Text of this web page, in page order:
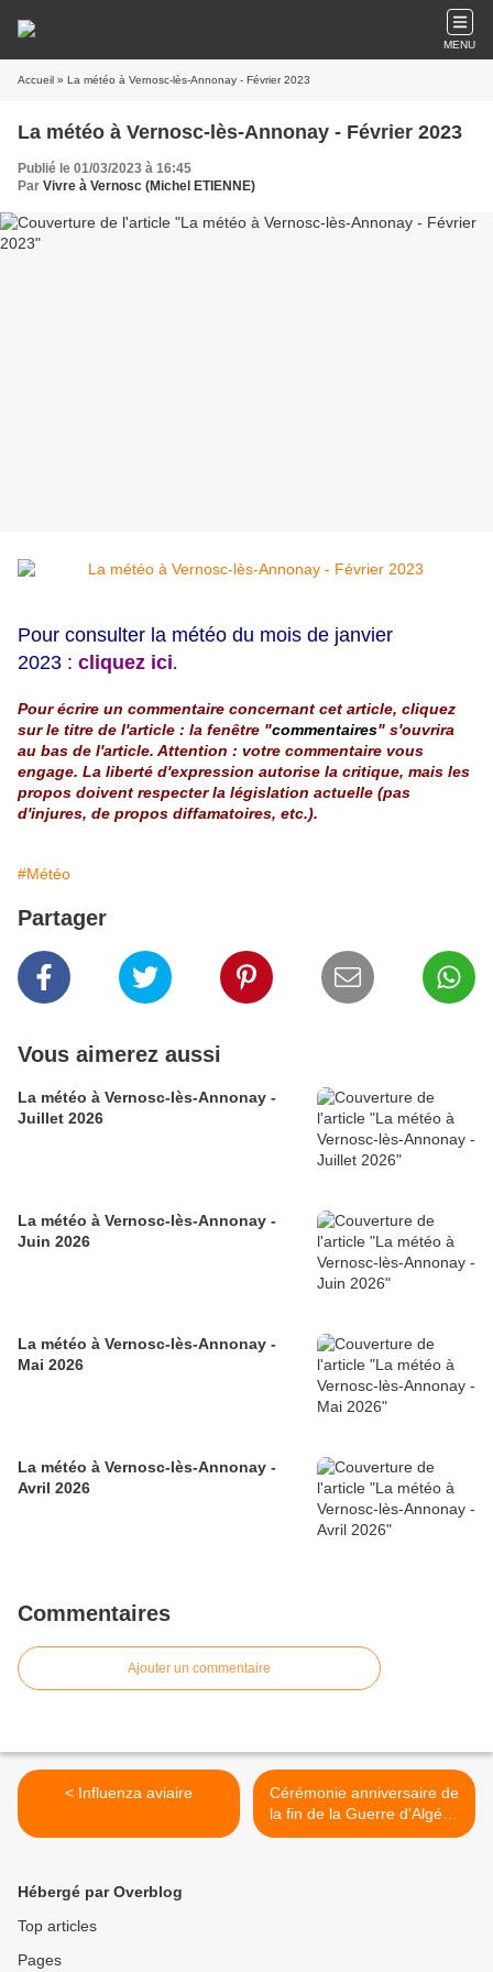
MENU
Accueil » La météo à Vernosc-lès-Annonay - Février 2023
La météo à Vernosc-lès-Annonay - Février 2023
Publié le 01/03/2023 à 16:45
Par Vivre à Vernosc (Michel ETIENNE)
Pour consulter la météo du mois de janvier
2023 : cliquez ici.
Pour écrire un commentaire concernant cet article, cliquez
sur le titre de l'article : la fenêtre "commentaires" s'ouvrira
au bas de l'article. Attention : votre commentaire vous
engage. La liberté d'expression autorise la critique, mais les
propos doivent respecter la législation actuelle (pas
d'injures, de propos diffamatoires, etc.).
#Météo
Partager
Vous aimerez aussi
La météo à Vernosc-lès-Annonay -
Juillet 2026
La météo à Vernosc-lès-Annonay -
Juin 2026
La météo à Vernosc-lès-Annonay -
Mai 2026
La météo à Vernosc-lès-Annonay -
Avril 2026
Commentaires
Ajouter un commentaire
< Influenza aviaire
Cérémonie anniversaire de
la fin de la Guerre d'Algérie
>
Hébergé par Overblog
Top articles
Pages